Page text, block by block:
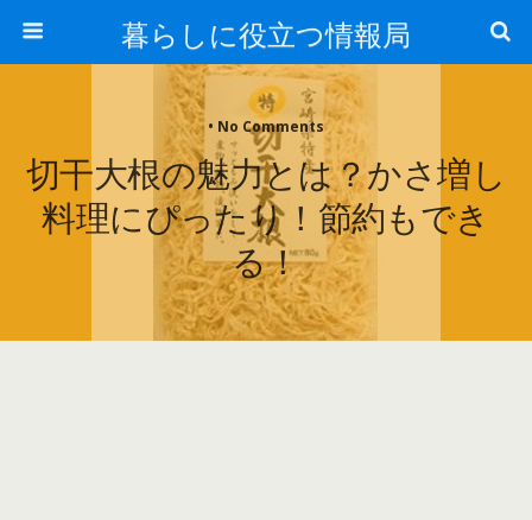
暮らしに役立つ情報局
• No Comments
切干大根の魅力とは？かさ増し
料理にぴったり！節約もでき
る！